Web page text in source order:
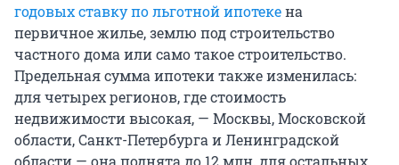
годовых ставку по льготной ипотекена
первичное жилье, землю под строительство
частного дома или само такое строительство.
Предельная сумма ипотеки также изменилась:
для четырех регионов, где стоимость
недвижимости высокая, — Москвы, Московской
области, Санкт-Петербурга и Ленинградской
области — она поднята до 12 млн, для остальных